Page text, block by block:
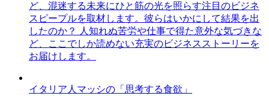
ど、混迷する未来にひと筋の光を照らす注目のビジネ
スピープルを取材します。彼らはいかにして結果を出
したのか？ 人知れぬ苦労や仕事で得た意外な気づきな
ど、ここでしか読めない充実のビジネスストーリーを
お届けします。
イタリア人マッシの「思考する食欲」